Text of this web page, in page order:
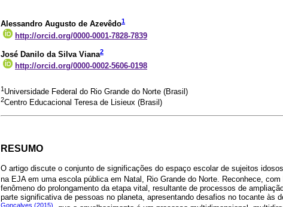
Alessandro Augusto de Azevêdo1
http://orcid.org/0000-0001-7828-7839
José Danilo da Silva Viana2
http://orcid.org/0000-0002-5606-0198
1 Universidade Federal do Rio Grande do Norte (Brasil)
2Centro Educacional Teresa de Lisieux (Brasil)
RESUMO
O artigo discute o conjunto de significações do espaço escolar de sujeitos
na EJA em uma escola pública em Natal, Rio Grande do Norte. Reconhece, com
fenômeno do prolongamento da etapa vital, resultante de processos de
parte significativa de pessoas no planeta, apresentando desafios no tocante às
Gonçalves (2015)